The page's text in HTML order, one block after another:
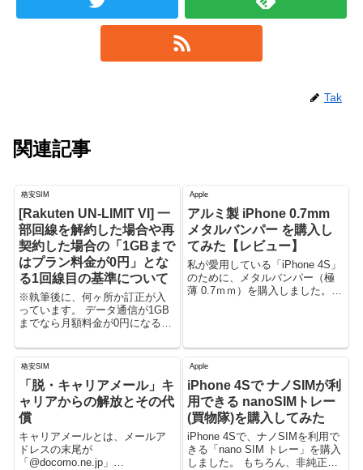
Tak
関連記事
格安SIM
[Rakuten UN-LIMIT VI] 一
部回線を解約した場合や再
契約した場合の「1GBまで
はプラン料金が0円」とな
る1回線目の基準について
※執筆後に、何ヶ所か訂正が入
っています。 データ通信が1GB
までなら月額料金が0円になる、
UN-LIMIT VI」。 複数回線を利
用中に解約した場合や、一度解
約して再契約した場合につい
て、...
Apple
アルミ製 iPhone 0.7mm
メタルバンパー を購入し
てみた【レビュー】
私が愛用している「iPhone 4S」
のために、メタルバンパー（極
薄 0.7ｍｍ）を購入しました。
格安SIM
「脱・キャリアメール」キ
ャリアからの解放とその代
償
キャリアメールとは、メールア
ドレスの末尾が
「@docomo.ne.jp」
Apple
iPhone 4Sで ナノSIMが利
用できる nanoSIMトレー
(買物隊)を購入してみた
iPhone 4Sで、ナノSIMを利用で
きる「nano SIM トレー」を購入
しました。 もちろん、非純正の